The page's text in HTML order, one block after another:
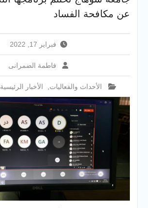
سوهاج الجديد لتقديم التهنئة
عقب توليه مهام منصبه ويشيدعن مكافحة الفساد
فبراير 17, 2022
فاطمة الضمرانى
الأحداث والفعاليات الأخبار الرئيسية